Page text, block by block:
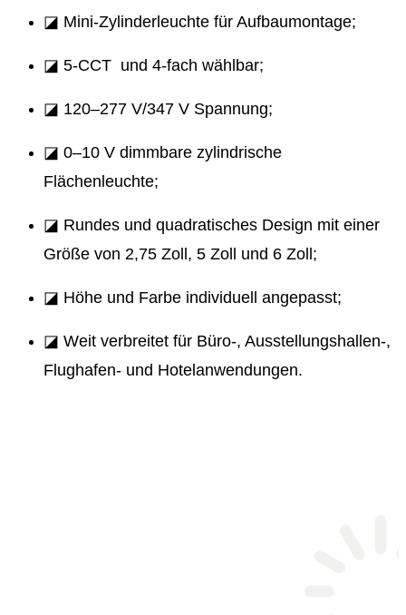
◪ Mini-Zylinderleuchte für Aufbaumontage;
◪ 5-CCT und 4-fach wählbar;
◪ 120–277 V/347 V Spannung;
◪ 0–10 V dimmbare zylindrische
Flächenleuchte;
◪ Rundes und quadratisches Design mit einer
Größe von 2,75 Zoll, 5 Zoll und 6 Zoll;
◪ Höhe und Farbe individuell angepasst;
◪ Weit verbreitet für Büro-, Ausstellungshallen-,
Flughafen- und Hotelanwendungen.